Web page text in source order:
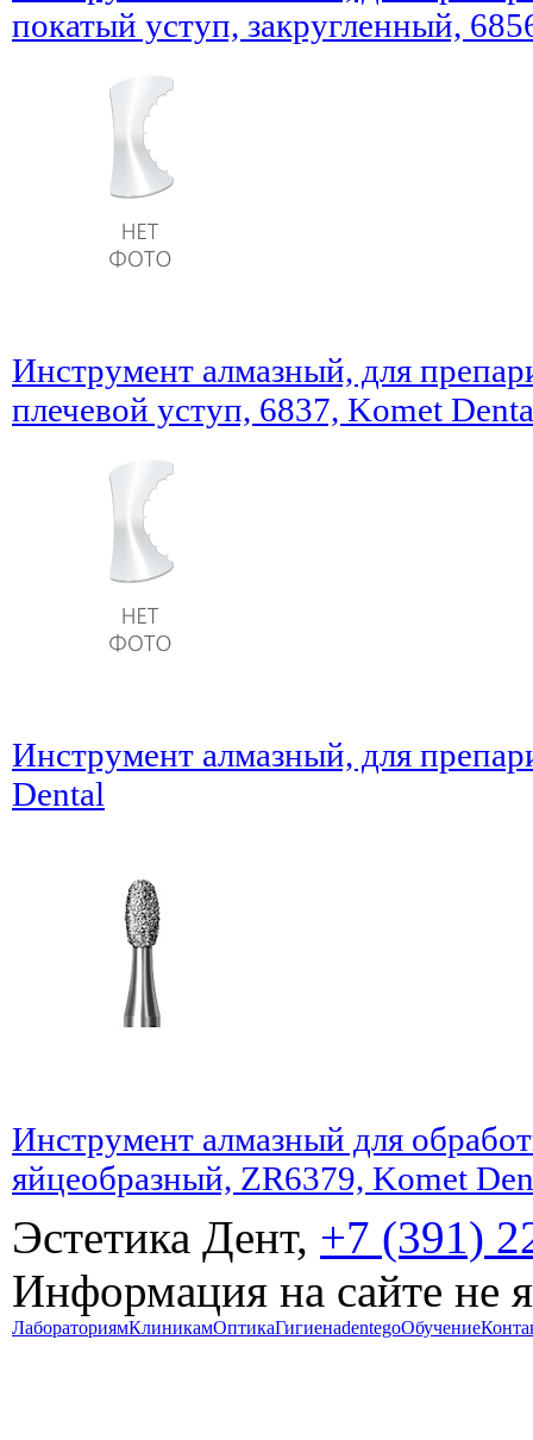
покатый уступ, закругленный,
Инструмент алмазный, для
плечевой уступ, 6837, Komet
Инструмент алмазный, для
Dental
Инструмент алмазный для
яйцеобразный, ZR6379, Komet
Эстетика Дент, +7 (391)
Информация на сайте не
ЛабораториямКлиникамОптикаГигиенаdentegoОбучение